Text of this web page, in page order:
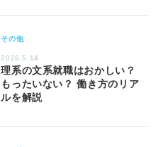
その他
2026.5.14
理系の文系就職はおかしい？
もったいない？ 働き方のリア
ルを解説